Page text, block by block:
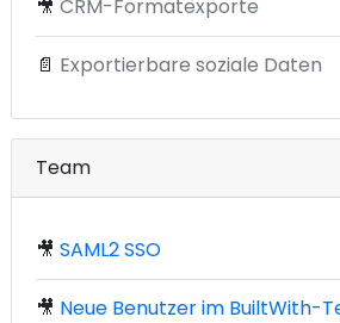
🎥 CRM-Formatexporte
📄 Exportierbare soziale Daten
Team
🎥 SAML2 SSO
🎥 Neue Benutzer im BuiltWith-